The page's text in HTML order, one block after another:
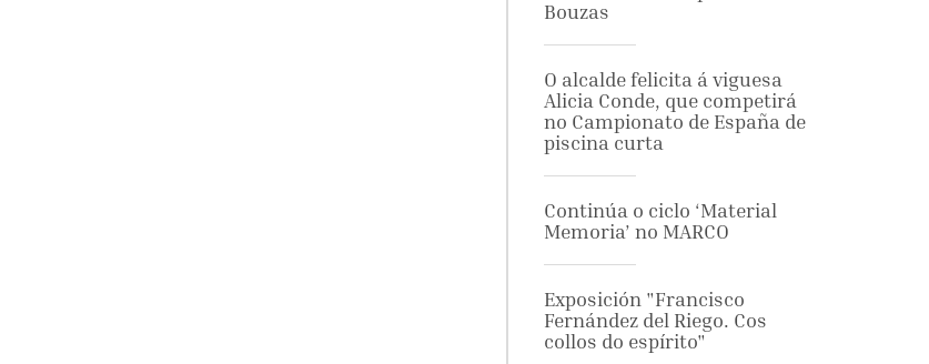
Bouzas
O alcalde felicita á viguesa
Alicia Conde, que competirá
no Campionato de España de
piscina curta
Continúa o ciclo ‘Material
Memoria’ no MARCO
Exposición "Francisco
Fernández del Riego. Cos
collos do espírito"